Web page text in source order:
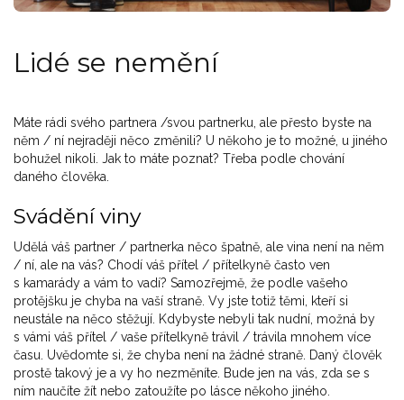
Lidé se nemění
Máte rádi svého partnera /svou partnerku, ale přesto byste na
něm / ní nejraději něco změnili? U někoho je to možné, u jiného
bohužel nikoli. Jak to máte poznat? Třeba podle chování
daného člověka.
Svádění viny
Udělá váš partner / partnerka něco špatně, ale vina není na něm
/ ní, ale na vás? Chodí váš přítel / přítelkyně často ven
s kamarády a vám to vadí? Samozřejmě, že podle vašeho
protějšku je chyba na vaší straně. Vy jste totiž těmi, kteří si
neustále na něco stěžují. Kdybyste nebyli tak nudní, možná by
s vámi váš přítel / vaše přítelkyně trávil / trávila mnohem více
času. Uvědomte si, že chyba není na žádné straně. Daný člověk
prostě takový je a vy ho nezměníte. Bude jen na vás, zda se s
ním naučíte žít nebo zatoužíte po lásce někoho jiného.